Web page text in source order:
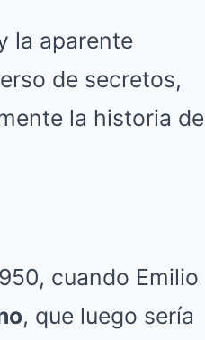
la aparente
de secretos,
la historia de
cuando Emilio
, que luego sería